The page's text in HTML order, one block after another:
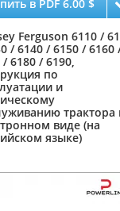
в PDF 6.00 $
Ferguson 6110 /
/ 6140 / 6150 / 6160
/ 6180 / 6190,
по
и
трактора
виде (на
языке)